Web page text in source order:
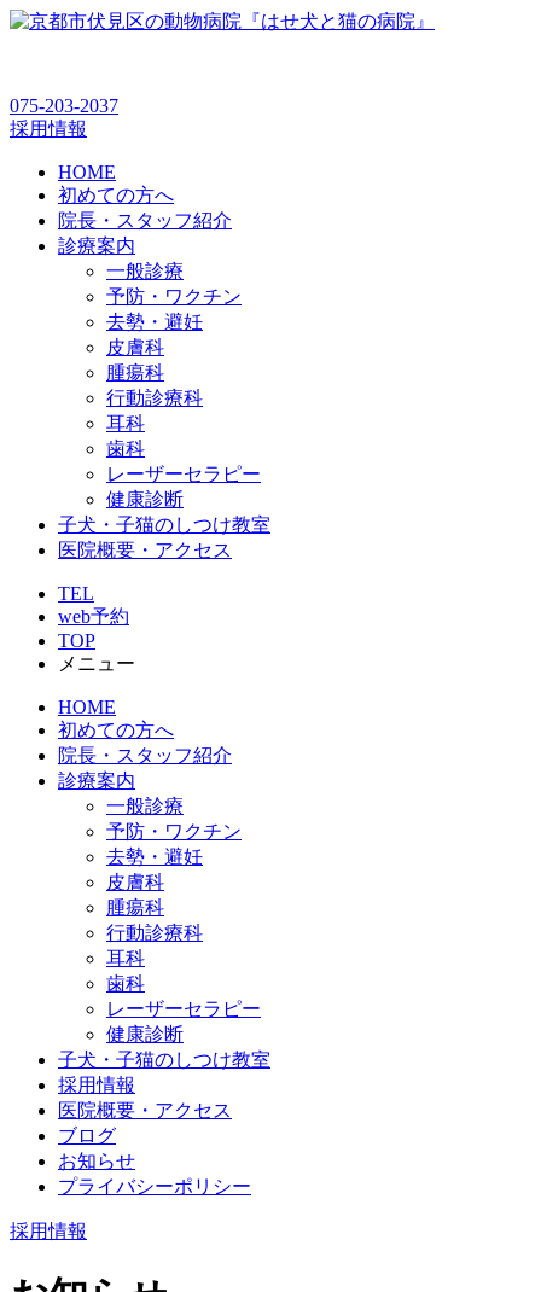
075-203-2037
採用情報
HOME
初めての方へ
院長・スタッフ紹介
診療案内
一般診療
予防・ワクチン
去勢・避妊
皮膚科
腫瘍科
行動診療科
耳科
歯科
レーザーセラピー
健康診断
子犬・子猫のしつけ教室
医院概要・アクセス
TEL
web予約
TOP
メニュー
HOME
初めての方へ
院長・スタッフ紹介
診療案内
一般診療
予防・ワクチン
去勢・避妊
皮膚科
腫瘍科
行動診療科
耳科
歯科
レーザーセラピー
健康診断
子犬・子猫のしつけ教室
採用情報
医院概要・アクセス
ブログ
お知らせ
プライバシーポリシー
採用情報